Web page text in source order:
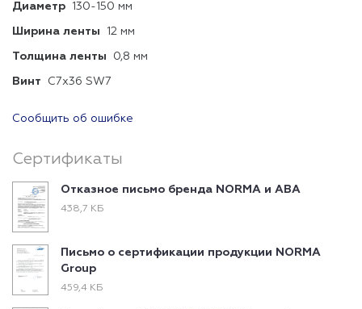
Диаметр 130-150 мм
Ширина ленты 12 мм
Толщина ленты 0,8 мм
Винт C7x36 SW7
Сообщить об ошибке
Сертификаты
Отказное письмо бренда NORMA и ABA
438,7 КБ
Письмо о сертификации продукции NORMA
Group
459,4 КБ